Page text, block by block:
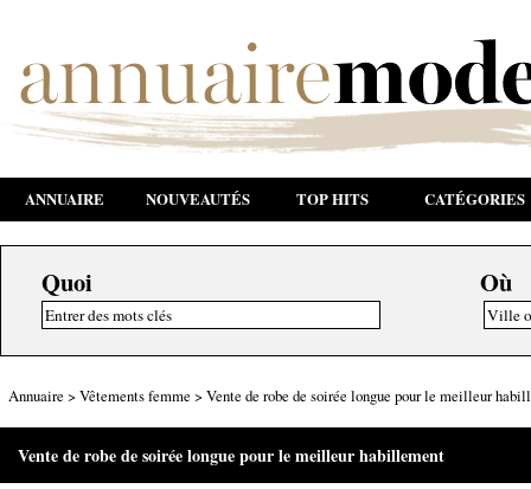
ANNUAIRE NOUVEAUTÉS TOP HITS CATÉGORIES
Quoi Où
Annuaire > Vêtements femme > Vente de robe de soirée longue pour le meilleur
Vente de robe de soirée longue pour le meilleur habillement